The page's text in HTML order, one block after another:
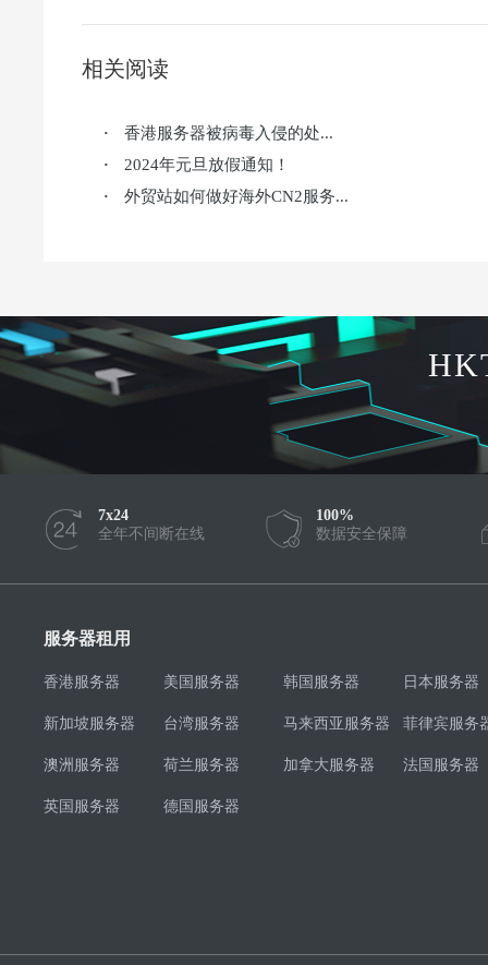
相关阅读
· 香港服务器被病毒入侵的处...
· 2024年元旦放假通知！
· 外贸站如何做好海外CN2服务...
7x24
全年不间断在线
100%
数据安全保障
服务器租用
香港服务器 美国服务器 韩国服务器 日本服务器
新加坡服务器 台湾服务器 马来西亚服务器 菲律宾服务
澳洲服务器 荷兰服务器 加拿大服务器 法国服务器
英国服务器 德国服务器